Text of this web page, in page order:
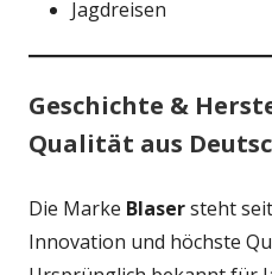
Jagdreisen
Geschichte &
Qualität aus
Die Marke Blasersteht
Innovation und höchste